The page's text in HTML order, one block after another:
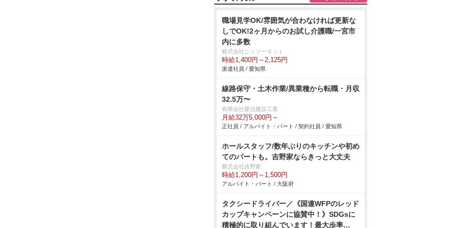
職場見学OK/雰囲気が合わなければ更新な
しでOK!2ヶ月からのお試し介護職/一宮市
内に多数
株式会社ニッソーネット
時給1,400円～2,125円
派遣社員 / 愛知県
線路保守・土木作業/異業種から転職・月収
32.5万〜
有限会社愛信建設工業
月給32万5,000円～
正社員 / アルバイト・パート / 契約社員 / 愛知県
ホールスタッフ/数年ぶりのキッチンや初め
てのパートも。吉野家ならきっと大丈夫
株式会社吉野家
時給1,200円～1,500円
アルバイト・パート / 大阪府
タクシードライバー／《国連WFPのレッド
カップキャンペーンに協賛中！》SDGsに
積極的に取り組んでいます！最大歩率